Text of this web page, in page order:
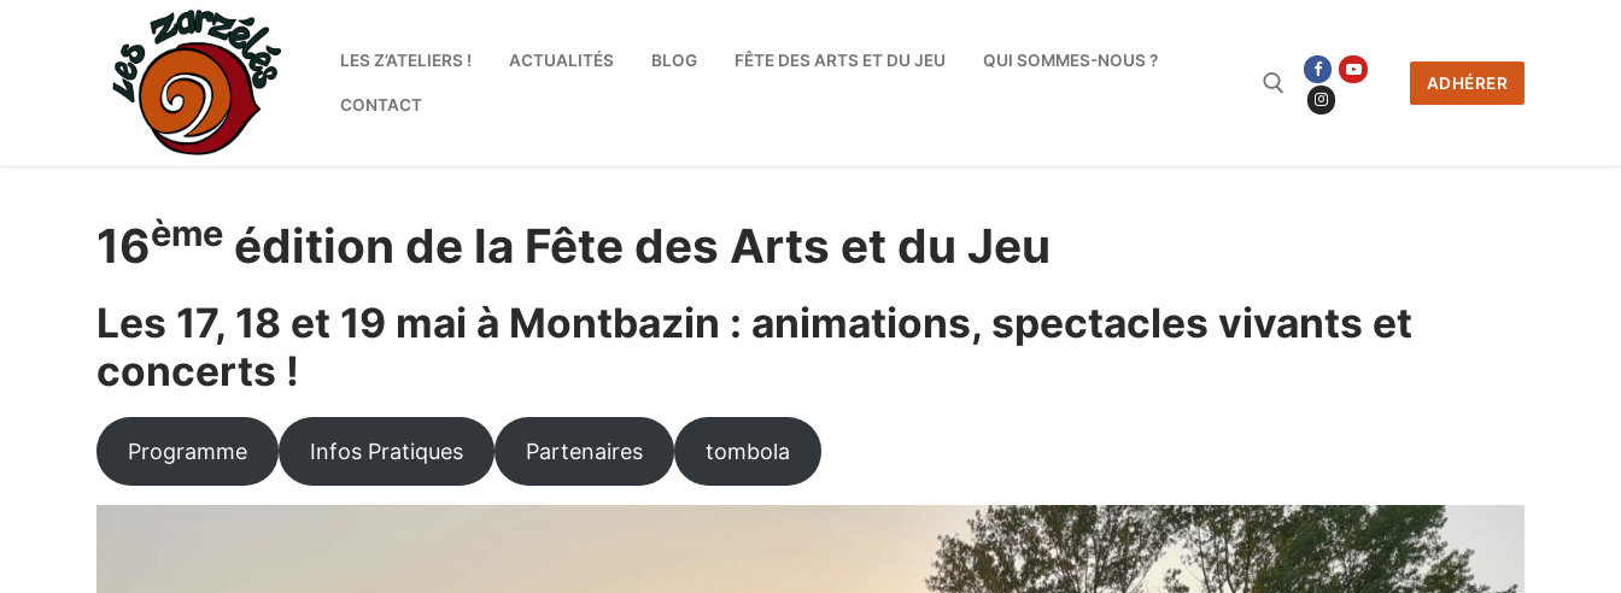
LES Z’ATELIERS ! ACTUALITÉS BLOG FÊTE DES ARTS ET DU JEU QUI SOMMES-NOUS ?
CONTACT
ADHÉRER
16ème édition de la Fête des Arts et du Jeu
Les 17, 18 et 19 mai à Montbazin : animations, spectacles vivants et
concerts !
Programme Infos Pratiques Partenaires tombola